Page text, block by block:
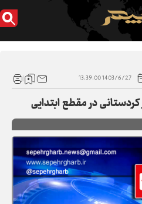
1403/6/27 13:39:00